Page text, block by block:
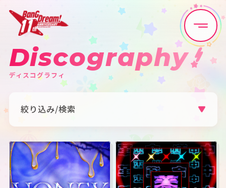
Home News
Live•Event Discography
Game Media
Discography
ディスコグラフィ
絞り込み/検索
すべて Poppin'Party Afterglow
Pastel＊Palettes Roselia
ハロー、ハッピーワールド！ Morfonica
RAISE A SUILEN MyGO!!!!!
Ave Mujica 夢限大みゅーたいぷ